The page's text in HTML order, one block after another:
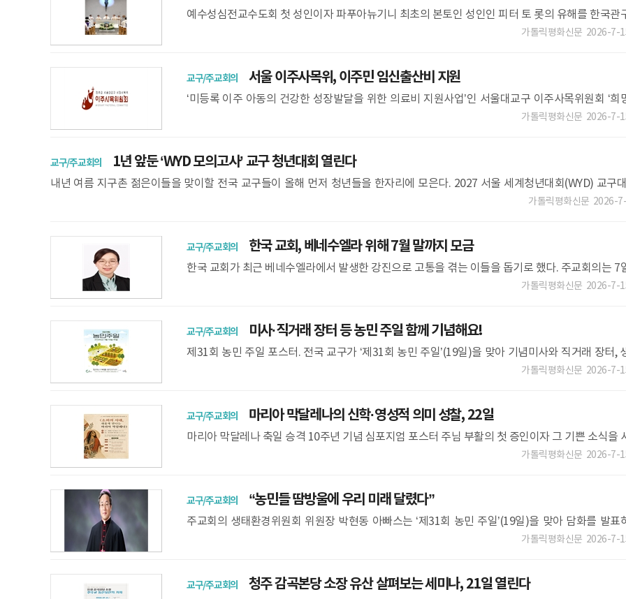
예수성심전교수도회 첫 성인이자 파푸아뉴기니 최초의 본토인 성인인 피터 토 롯의 유해를 한국관
에 안치하는 예식 미사가 7일 수도회 본원에서 봉헌되고 있다. 예수성심전교수도회 첫 성인이자 파
가톨릭평화신문 2026-7-
교구/주교회의 서울 이주사목위, 이주민 임신출산비 지원
‘미등록 이주 아동의 건강한 성장발달을 위한 의료비 지원사업’인 서울대교구 이주사목위원회 ‘희
가톨릭평화신문 2026-7-
교구/주교회의 1년 앞둔 ‘WYD 모의고사’ 교구 청년대회 열린다
내년 여름 지구촌 젊은이들을 맞이할 전국 교구들이 올해 먼저 청년들을 한자리에 모은다. 2027 서울 세계청년대회(WYD) 교구
가톨릭평화신문 2026-
교구/주교회의 한국 교회, 베네수엘라 위해 7월 말까지 모금
한국 교회가 최근 베네수엘라에서 발생한 강진으로 고통을 겪는 이들을 돕기로 했다. 주교회의는 7
서울 중곡동 한국천주교중앙협의회에서 상임위원회 회의를 열고, 각 교구 지원금을 7월 말까지 모
가톨릭평화신문 2026-7-
교구/주교회의 미사·직거래 장터 등 농민 주일 함께 기념해요!
제31회 농민 주일 포스터. 전국 교구가 ‘제31회 농민 주일’(19일)을 맞아 기념미사와 직거래 장터,
가톨릭평화신문 2026-7-
교구/주교회의 마리아 막달레나의 신학·영성적 의미 성찰, 22일
마리아 막달레나 축일 승격 10주년 기념 심포지엄 포스터 주님 부활의 첫 증인이자 그 기쁜 소식을
도들에게 가장 먼저 전한 ‘사도들의 사도’ 성녀 마리아 막달레나의 축일 승격 10주가톨릭평화신문 2026-7-
교구/주교회의 “농민들 땀방울에 우리 미래 달렸다”
주교회의 생태환경위원회 위원장 박현동 아빠스는 ‘제31회 농민 주일’(19일)을 맞아 담화를 발표
가톨릭평화신문 2026-7-
교구/주교회의 청주 감곡본당 소장 유산 살펴보는 세미나, 21일 열린다